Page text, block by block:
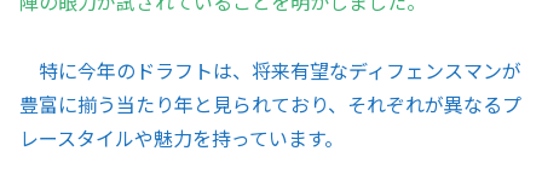
特に今年のドラフトは、将来有望なディフェンスマンが
豊富に揃う当たり年と見られており、それぞれが異なるプ
レースタイルや魅力を持っています。